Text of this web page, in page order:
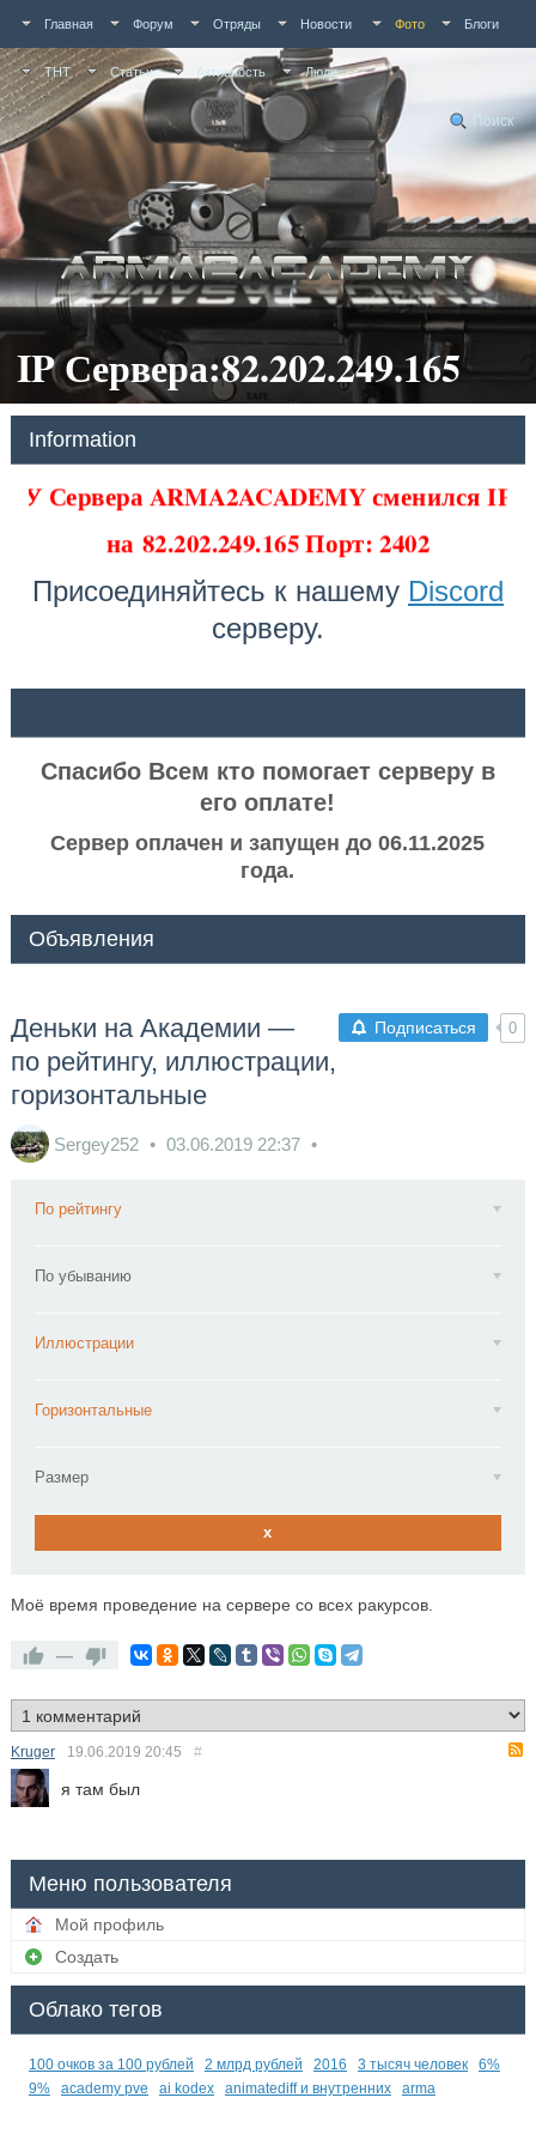
Главная Форум Отряды Новости Фото Блоги
ТНТ Статьи Активность Люди
Поиск
IP Сервера:82.202.249.165
Information
У Сервера ARMA2ACADEMY сменился IP
на82.202.249.165 Порт: 2402
Присоединяйтесь к нашему Discord
серверу.
Спасибо Всем кто помогает серверу в
его оплате!
Сервер оплачен и запущен до 06.11.2025
года.
Объявления
Подписаться 0
Деньки на Академии —
по рейтингу, иллюстрации,
горизонтальные
Sergey252 03.06.2019 22:37
По рейтингу
По убыванию
Иллюстрации
Горизонтальные
Размер
x
Моё время проведение на сервере со всех ракурсов.
—
Kruger 19.06.2019 20:45 #
я там был
Меню пользователя
Мой профиль
Создать
Облако тегов
100 очков за 100 рублей 2 млрд рублей 2016 3 тысяч человек
6%
9%
academy pve ai kodex animatediff и внутренних arma